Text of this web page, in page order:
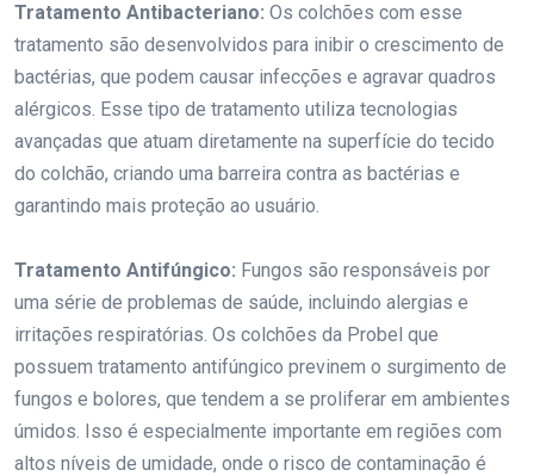
Tratamento Antibacteriano: Os colchões com esse
tratamento são desenvolvidos para inibir o crescimento de
bactérias, que podem causar infecções e agravar quadros
alérgicos. Esse tipo de tratamento utiliza tecnologias
avançadas que atuam diretamente na superfície do tecido
do colchão, criando uma barreira contra as bactérias e
garantindo mais proteção ao usuário.
Tratamento Antifúngico: Fungos são responsáveis por
uma série de problemas de saúde, incluindo alergias e
irritações respiratórias. Os colchões da Probel que
possuem tratamento antifúngico previnem o surgimento de
fungos e bolores, que tendem a se proliferar em ambientes
úmidos. Isso é especialmente importante em regiões com
altos níveis de umidade, onde o risco de contaminação é